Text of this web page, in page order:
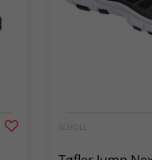
SCHOLL